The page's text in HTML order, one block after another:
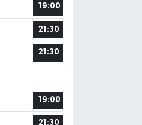
19:00
21:30
21:30
19:00
21:30